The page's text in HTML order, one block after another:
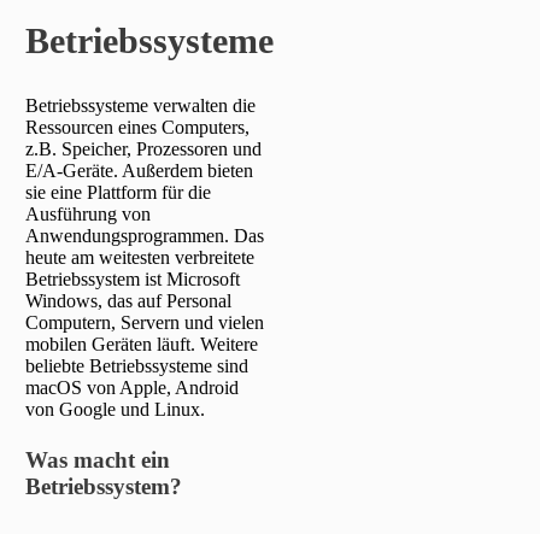
Betriebssysteme
Betriebssysteme verwalten die
Ressourcen eines Computers,
z.B. Speicher, Prozessoren und
E/A-Geräte. Außerdem bieten
sie eine Plattform für die
Ausführung von
Anwendungsprogrammen. Das
heute am weitesten verbreitete
Betriebssystem ist Microsoft
Windows, das auf Personal
Computern, Servern und vielen
mobilen Geräten läuft. Weitere
beliebte Betriebssysteme sind
macOS von Apple, Android
von Google und Linux.
Was macht ein
Betriebssystem?